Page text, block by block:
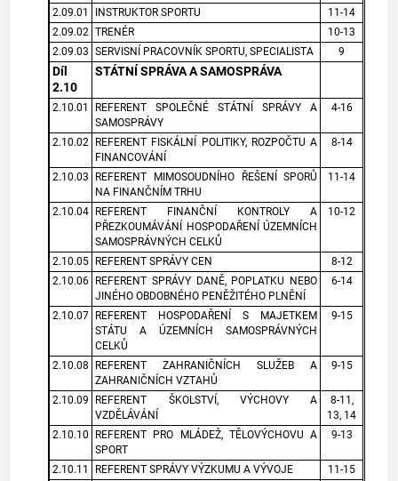
2.09.01 INSTRUKTOR SPORTU
11-14
2.09.02 TRENÉR
10-13
2.09.03 SERVISNÍ PRACOVNÍK SPORTU, SPECIALISTA 9
Díl
2.10
STÁTNÍ SPRÁVA A SAMOSPRÁVA
2.10.01
REFERENT SPOLEČNÉ STÁTNÍ SPRÁVY A
SAMOSPRÁVY
4-16
2.10.02
REFERENT FISKÁLNÍ POLITIKY, ROZPOČTU A
FINANCOVÁNÍ
8-14
2.10.03
REFERENT MIMOSOUDNÍHO ŘEŠENÍ SPORŮ
NA FINANČNÍM TRHU
11-14
2.10.04 REFERENT FINANČNÍ KONTROLY A
PŘEZKOUMÁVÁNÍ HOSPODAŘENÍ ÚZEMNÍCH
SAMOSPRÁVNÝCH CELKŮ
10-12
2.10.05 REFERENT SPRÁVY CEN
8-12
2.10.06 REFERENT SPRÁVY DANĚ, POPLATKU NEBO
JINÉHO OBDOBNÉHO PENĚŽITÉHO PLNĚNÍ
6-14
2.10.07 REFERENT HOSPODAŘENÍ S MAJETKEM
STÁTU A ÚZEMNÍCH SAMOSPRÁVNÝCH
CELKŮ
9-15
2.10.08
REFERENT ZAHRANIČNÍCH SLUŽEB A
ZAHRANIČNÍCH VZTAHŮ
9-15
2.10.09
REFERENT ŠKOLSTVÍ, VÝCHOVY A
VZDĚLÁVÁNÍ
8-11,
13, 14
2.10.10
REFERENT PRO MLÁDEŽ, TĚLOVÝCHOVU A
SPORT
9-13
2.10.11 REFERENT SPRÁVY VÝZKUMU A VÝVOJE
11-15